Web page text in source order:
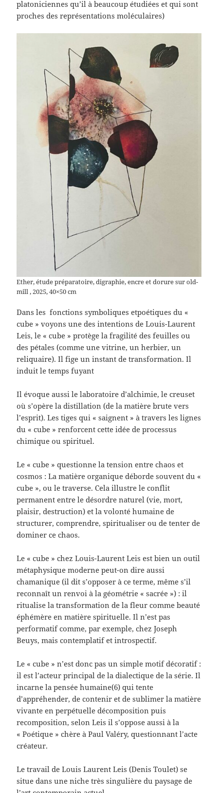
platoniciennes qu’il à beaucoup étudiées et qui sont
proches des représentations moléculaires)
Ether, étude préparatoire, digraphie, encre et dorure sur old-
mill , 2025, 40×50 cm
Dans les fonctions symboliques etpoétiques du «
cube » voyons une des intentions de Louis-Laurent
Leis, le « cube » protège la fragilité des feuilles ou
des pétales (comme une vitrine, un herbier, un
reliquaire). Il fige un instant de transformation. Il
induit le temps fuyant
Il évoque aussi le laboratoire d’alchimie, le creuset
où s’opère la distillation (de la matière brute vers
l’esprit). Les tiges qui « saignent » à travers les lignes
du « cube » renforcent cette idée de processus
chimique ou spirituel.
Le « cube » questionne la tension entre chaos et
cosmos : La matière organique déborde souvent du «
cube », ou le traverse. Cela illustre le conflit
permanent entre le désordre naturel (vie, mort,
plaisir, destruction) et la volonté humaine de
structurer, comprendre, spiritualiser ou de tenter de
dominer ce chaos.
Le « cube » chez Louis-Laurent Leis est bien un outil
métaphysique moderne peut-on dire aussi
chamanique (il dit s’opposer à ce terme, même s’il
reconnaît un renvoi à la géométrie « sacrée ») : il
ritualise la transformation de la fleur comme beauté
éphémère en matière spirituelle. Il n’est pas
performatif comme, par exemple, chez Joseph
Beuys, mais contemplatif et introspectif.
Le « cube » n’est donc pas un simple motif décoratif :
il est l’acteur principal de la dialectique de la série. Il
incarne la pensée humaine(6) qui tente
d’appréhender, de contenir et de sublimer la matière
vivante en perpétuelle décomposition puis
recomposition, selon Leis il s’oppose aussi à la
« Poétique » chère à Paul Valéry, questionnant l’acte
créateur.
Le travail de Louis Laurent Leis (Denis Toulet) se
situe dans une niche très singulière du paysage de